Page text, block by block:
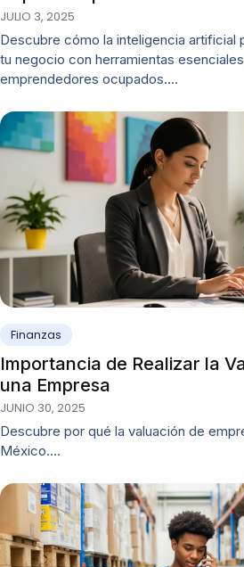
JULIO 3, 2025
Descubre cómo la inteligencia artificial
tu negocio con herramientas
emprendedores ocupados.…
Finanzas
Importancia de Realizar la
una Empresa
JUNIO 30, 2025
Descubre por qué la valuación de
México.…